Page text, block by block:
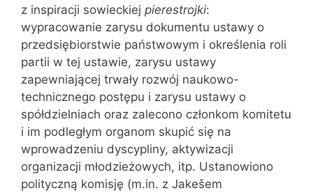
z inspiracji sowieckiej pierestrojki:
wypracowanie zarysu dokumentu ustawy o
przedsiębiorstwie państwowym i określenia roli
partii w tej ustawie, zarysu ustawy
zapewniającej trwały rozwój naukowo-
technicznego postępu i zarysu ustawy o
spółdzielniach oraz zalecono członkom komitetu
i im podległym organom skupić się na
wprowadzeniu dyscypliny, aktywizacji
organizacji młodzieżowych, itp. Ustanowiono
polityczną komisję (m.in. z Jakešem